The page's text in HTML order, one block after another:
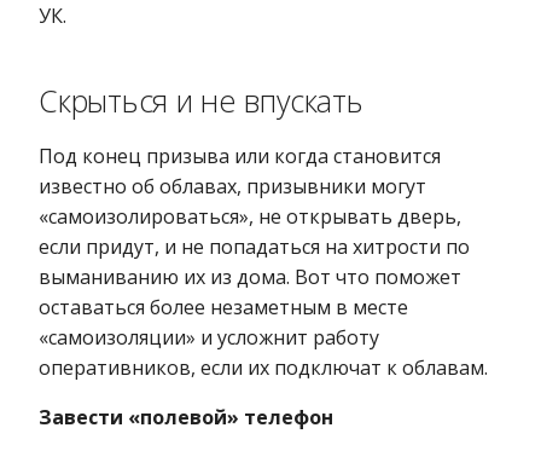
УК.
Скрыться и не впускать
Под конец призыва или когда становится
известно об облавах, призывники могут
«самоизолироваться», не открывать дверь,
если придут, и не попадаться на хитрости по
выманиванию их из дома. Вот что поможет
оставаться более незаметным в месте
«самоизоляции» и усложнит работу
оперативников, если их подключат к облавам.
Завести «полевой» телефон